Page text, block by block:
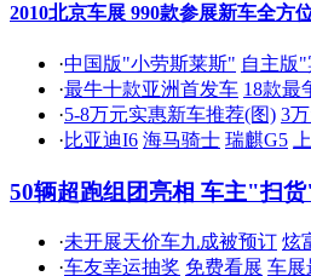
2010北京车展 990款参展新车全方
·中国版"小劳斯莱斯" 自主版
·最牛十款亚洲首发车 18款最
·5-8万元实惠新车推荐(图) 3
·比亚迪I6 海马骑士 瑞麒G5
50辆超跑组团亮相 车主"扫
·未开展天价车九成被预订 炫
·车友幸运抽奖 免费看展 车展